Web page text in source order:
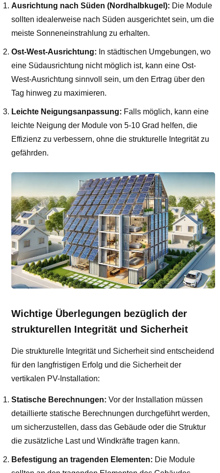
Ausrichtung nach Süden (Nordhalbkugel): Die Module
sollten idealerweise nach Süden ausgerichtet sein, um die
meiste Sonneneinstrahlung zu erhalten.
Ost-West-Ausrichtung: In städtischen Umgebungen, wo
eine Südausrichtung nicht möglich ist, kann eine Ost-
West-Ausrichtung sinnvoll sein, um den Ertrag über den
Tag hinweg zu maximieren.
Leichte Neigungsanpassung: Falls möglich, kann eine
leichte Neigung der Module von 5-10 Grad helfen, die
Effizienz zu verbessern, ohne die strukturelle Integrität zu
gefährden.
Wichtige Überlegungen bezüglich der
strukturellen Integrität und Sicherheit
Die strukturelle Integrität und Sicherheit sind entscheidend
für den langfristigen Erfolg und die Sicherheit der
vertikalen PV-Installation:
Statische Berechnungen: Vor der Installation müssen
detaillierte statische Berechnungen durchgeführt werden,
um sicherzustellen, dass das Gebäude oder die Struktur
die zusätzliche Last und Windkräfte tragen kann.
Befestigung an tragenden Elementen: Die Module